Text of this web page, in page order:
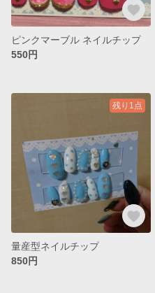
ピンクマーブル ネイルチップ
550円
残り1点
量産型ネイルチップ
850円